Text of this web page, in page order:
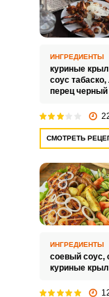
ИНГРЕДИЕНТЫ
куриные
соус табаско,
перец
СМОТРЕТЬ
ИНГРЕДИЕНТЫ
соевый соус,
куриные